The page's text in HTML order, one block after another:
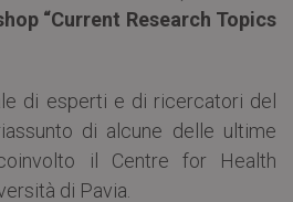
“Current Research Topics
di esperti e di ricercatori del
di alcune delle ultime
il Centre for Health
di Pavia.